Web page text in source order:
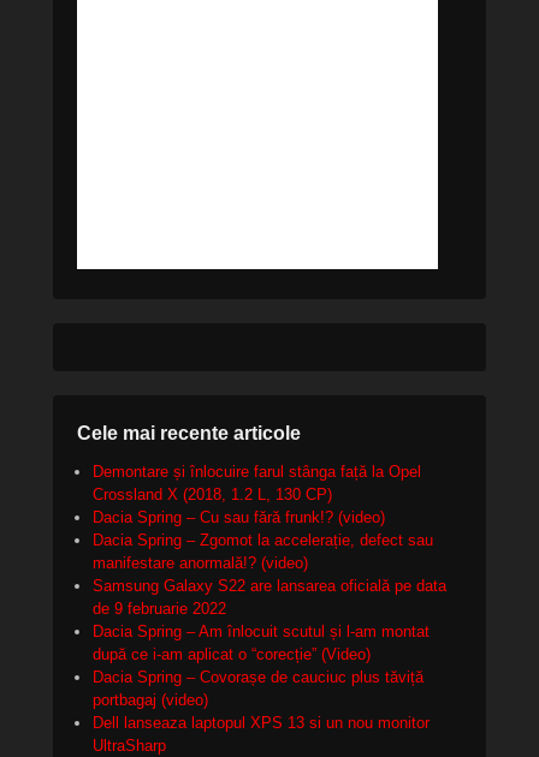
Cele mai recente articole
Demontare și înlocuire farul stânga față la Opel
Crossland X (2018, 1.2 L, 130 CP)
Dacia Spring – Cu sau fără frunk!? (video)
Dacia Spring – Zgomot la accelerație, defect sau
manifestare anormală!? (video)
Samsung Galaxy S22 are lansarea oficială pe data
de 9 februarie 2022
Dacia Spring – Am înlocuit scutul și l-am montat
după ce i-am aplicat o “corecție” (Video)
Dacia Spring – Covorașe de cauciuc plus tăviță
portbagaj (video)
Dell lanseaza laptopul XPS 13 si un nou monitor
UltraSharp